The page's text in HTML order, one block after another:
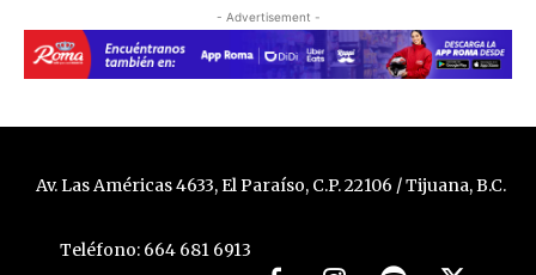
- Advertisement -
Av. Las Américas 4633, El Paraíso, C.P. 22106 / Tijuana, B.C.
Teléfono: 664 681 6913